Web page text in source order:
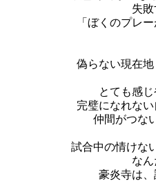
失
「ぼくのプレ
偽らない現在
とても感
完璧になれな
仲間がつな
試合中の情けな
な
豪炎寺は